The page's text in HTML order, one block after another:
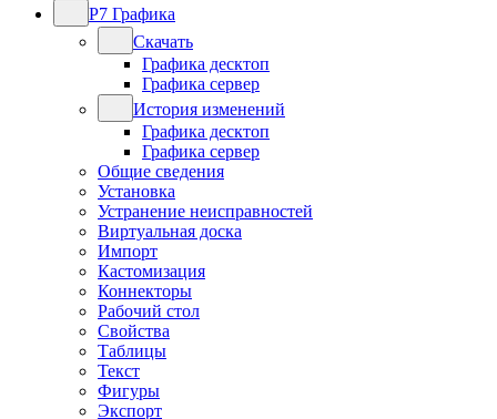
Р7 Графика
Скачать
Графика десктоп
Графика сервер
История изменений
Графика десктоп
Графика сервер
Общие сведения
Установка
Устранение неисправностей
Виртуальная доска
Импорт
Кастомизация
Коннекторы
Рабочий стол
Свойства
Таблицы
Текст
Фигуры
Экспорт